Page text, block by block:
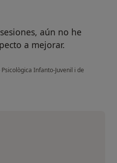
aún no he
a mejorar.
Infanto-Juvenil i de